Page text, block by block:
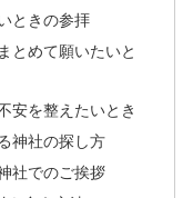
ときの参拝
とめて願いたいと
安を整えたいとき
神社の探し方
社でのご挨拶